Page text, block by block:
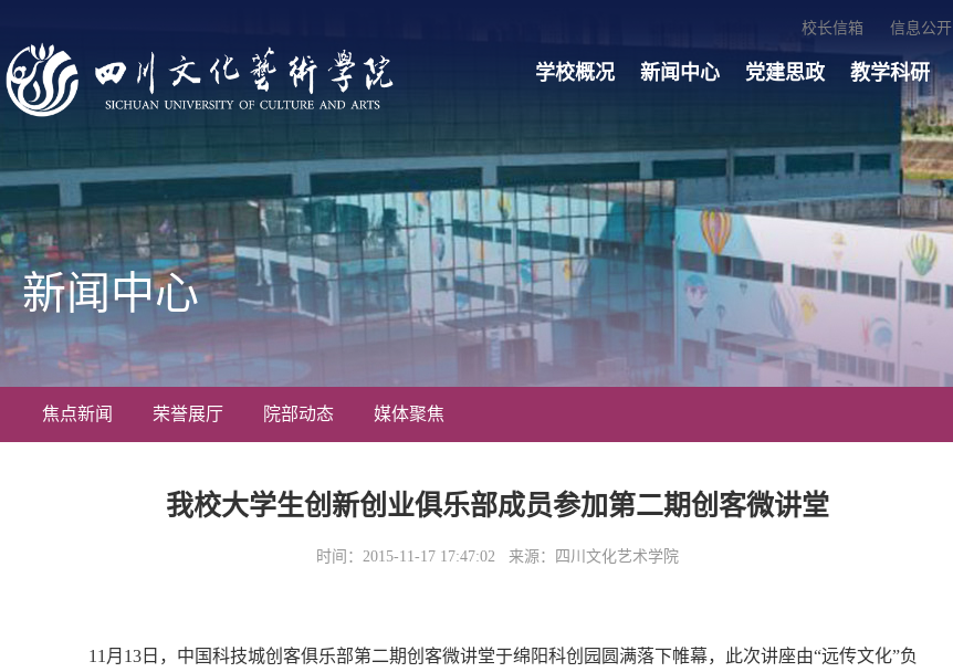
焦点新闻 荣誉展厅 院部动态 媒体聚焦
新闻中心
我校大学生创新创业俱乐部成员参加第二期创客微讲堂
时间：2015-11-17 17:47:02 来源：四川文化艺术学院
11月13日，中国科技城创客俱乐部第二期创客微讲堂于绵阳科创园圆满落下帷幕，此次讲座由“远传文化”负
学校概况 新闻中心 党建思政 教学科研
校长信箱 信息公开